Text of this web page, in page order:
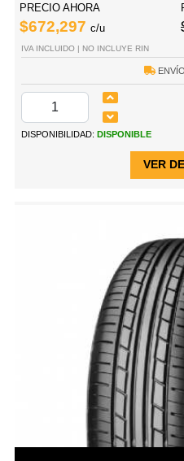
PRECIO AHORA
$672,297 c/u
IVA INCLUIDO | NO INCLUYE RIN
DISPONIBILIDAD: DISPONIBLE
VER